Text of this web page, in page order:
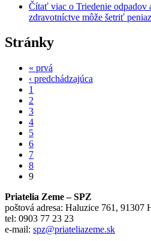
Čítať viac o Triedenie odpadov
zdravotníctve môže šetriť
Stránky
« prvá
‹ predchádzajúca
1
2
3
4
5
6
7
8
9
Priatelia Zeme – SPZ
poštová adresa: Haluzice 761, 91307
tel: 0903 77 23 23
e-mail: spz@priateliazeme.sk